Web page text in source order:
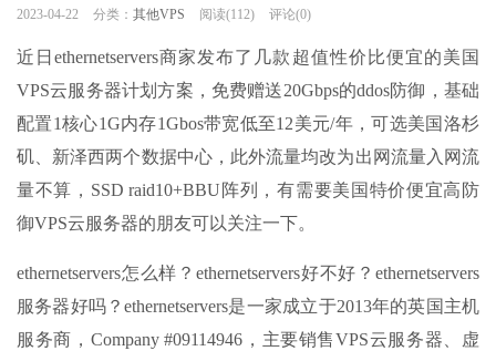
2023-04-22 分类： 其他VPS 阅读(112) 评论(0)
近日ethernetservers商家发布了几款超值性价比便宜的美国
VPS云服务器计划方案，免费赠送20Gbps的ddos防御，基础
配置1核心1G内存1Gbos带宽低至12美元/年，可选美国洛杉
矶、新泽西两个数据中心，此外流量均改为出网流量入网流
量不算，SSD raid10+BBU阵列，有需要美国特价便宜高防
御VPS云服务器的朋友可以关注一下。
ethernetservers怎么样？ethernetservers好不好？ethernetservers
服务器好吗？ethernetservers是一家成立于2013年的英国主机
服务商，Company #09114946，主要销售VPS云服务器、虚